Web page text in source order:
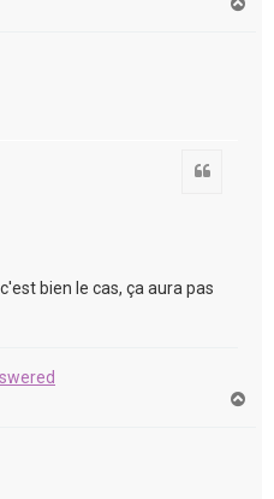
bien le cas, ça aura pas